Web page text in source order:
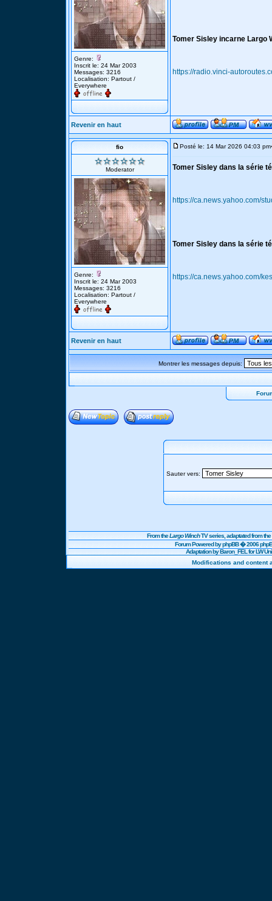
Genre:
Inscrit le: 24 Mar 2003
Messages: 3216
Localisation: Partout /
Everywhere
Tomer Sisley incarne Largo
https://radio.vinci-
Revenir en haut
fio
Moderator
Genre:
Inscrit le: 24 Mar 2003
Messages: 3216
Localisation: Partout /
Everywhere
Posté le: 14 Mar 2026 04:03 pm
Tomer Sisley dans la série
https://ca.news.yahoo.com/
Tomer Sisley dans la série
https://ca.news.yahoo.com/
Revenir en haut
Montrer les messages depuis:
Sauter vers:
From theLargo WinchTV series, adaptated from
Forum Powered byphpBB� 2006
Adaptation by Baron_FEL for LW
Modifications and content